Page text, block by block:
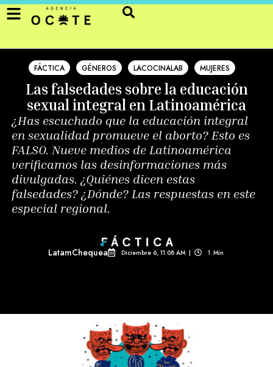
FÁCTICA GÉNEROS LACOCINALAB MUJERES
Las falsedades sobre la educación
sexual integral en Latinoamérica
¿Has escuchado que la educación integral
en sexualidad promueve el aborto? Esto es
FALSO. Nueve medios de Latinoamérica
verificamos las desinformaciones más
divulgadas. ¿Quiénes dicen estas
falsedades? ¿Dónde? Las respuestas en este
especial regional.
LatamChequea Diciembre 6, 11:08 AM | 1 Min